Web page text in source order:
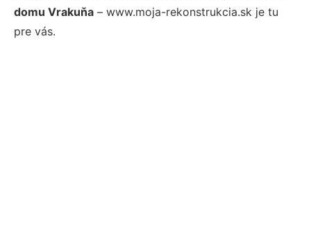
domu Vrakuňa – www.moja-rekonstrukcia.sk je tu
pre vás.